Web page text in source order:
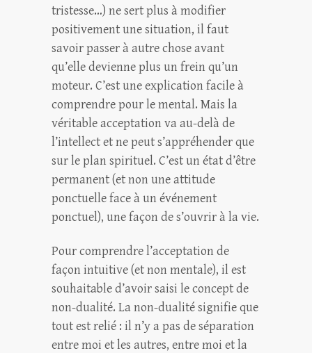
tristesse…) ne sert plus à modifier
positivement une situation, il faut
savoir passer à autre chose avant
qu’elle devienne plus un frein qu’un
moteur. C’est une explication facile à
comprendre pour le mental. Mais la
véritable acceptation va au-delà de
l’intellect et ne peut s’appréhender que
sur le plan spirituel. C’est un état d’être
permanent (et non une attitude
ponctuelle face à un événement
ponctuel), une façon de s’ouvrir à la vie.
Pour comprendre l’acceptation de
façon intuitive (et non mentale), il est
souhaitable d’avoir saisi le concept de
non-dualité. La non-dualité signifie que
tout est relié : il n’y a pas de séparation
entre moi et les autres, entre moi et la